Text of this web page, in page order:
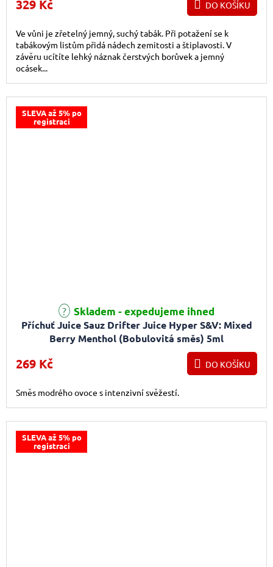
329 Kč DO KOŠÍKU
Ve vůni je zřetelný jemný, suchý tabák. Při potažení se k
tabákovým listům přidá nádech zemitosti a štiplavosti. V
závěru ucítíte lehký náznak čerstvých borůvek a jemný
ocásek...
SLEVA až 5% po
registraci
Příchuť Juice Sauz Drifter Juice Hyper S&V: Mixed
Berry Menthol (Bobulovitá směs) 5ml
Skladem - expedujeme ihned
269 Kč DO KOŠÍKU
Směs modrého ovoce s intenzivní svěžestí.
SLEVA až 5% po
registraci